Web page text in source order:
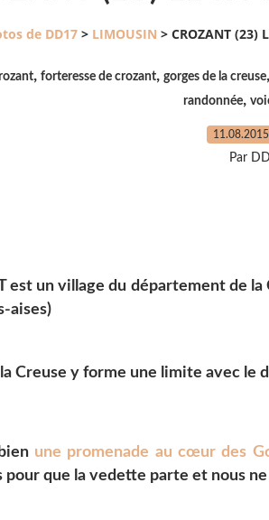
de DD17 > LIMOUSIN > CROZANT (23)
, forteresse de crozant, gorges de la creuse,
randonnée,
11.08.2015
Par
est un village du département
aises)
Creuse y forme une limite avec le
une promenade au cœur des
pour que la vedette parte et nous